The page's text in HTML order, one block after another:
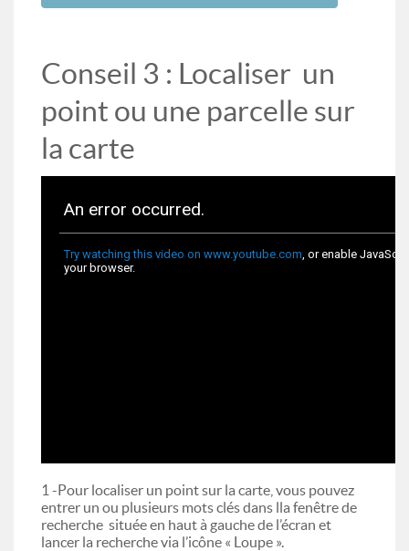
Conseil 3 : Localiser un
point ou une parcelle sur
la carte
1 -Pour localiser un point sur la carte, vous pouvez
entrer un ou plusieurs mots clés dans lla fenêtre de
recherche située en haut à gauche de l’écran et
lancer la recherche via l’icône « Loupe ».